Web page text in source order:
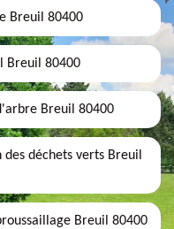
Breuil 80400
Breuil 80400
Breuil 80400
déchets verts Breuil
Breuil 80400